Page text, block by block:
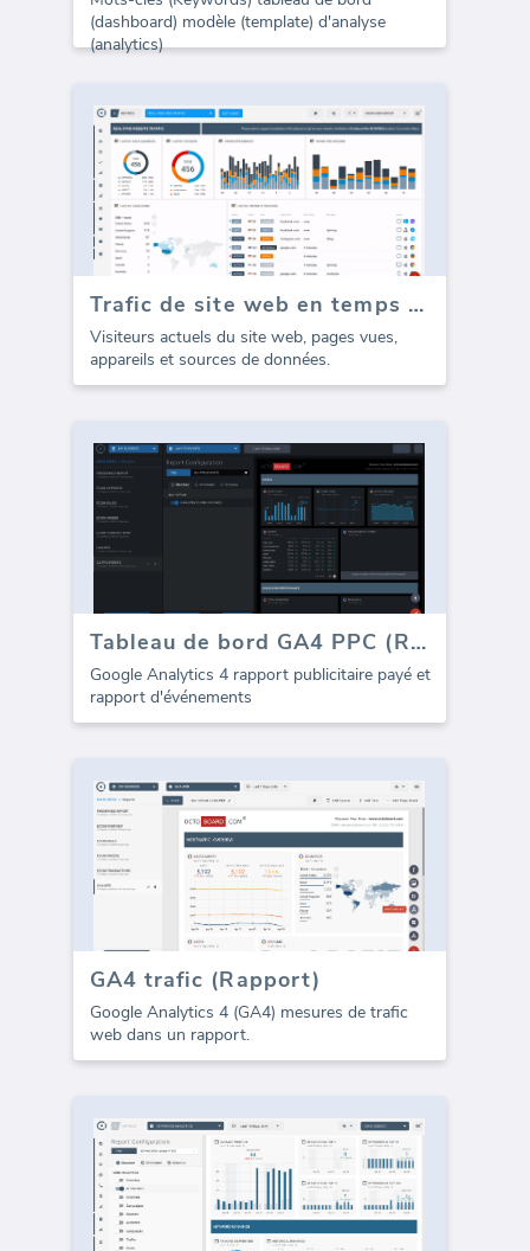
(dashboard) modèle (template) d'analyse
(analytics)
Trafic de site web en temps réel
Visiteurs actuels du site web, pages vues,
appareils et sources de données.
Tableau de bord GA4 PPC (Rapport)
Google Analytics 4 rapport publicitaire payé et
rapport d'événements
GA4 trafic (Rapport)
Google Analytics 4 (GA4) mesures de trafic
web dans un rapport.